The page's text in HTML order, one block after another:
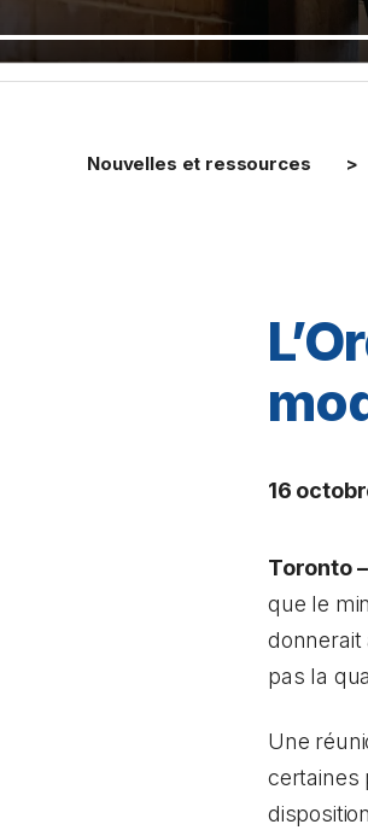
Nouvelles et ressources
16
Toronto –
que le
donnerait
pas la
Une
certaines